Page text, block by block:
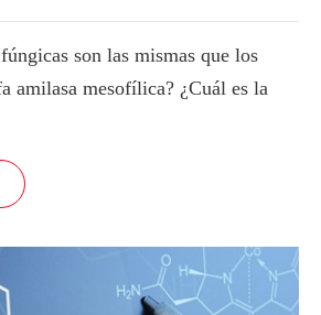
son las mismas que los
amilasa mesofílica? ¿Cuál es la